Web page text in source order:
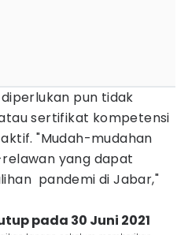
pun tidak
sertifikat kompetensi
"Mudah-mudahan
yang dapat
pandemi di Jabar,"
pada 30 Juni 2021